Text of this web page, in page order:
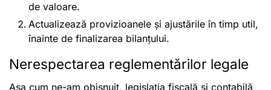
de valoare.
Actualizează provizioanele și ajustările în timp util,
înainte de finalizarea bilanțului.
Nerespectarea reglementărilor legale
Așa cum ne-am obișnuit, legislația fiscală și contabilă